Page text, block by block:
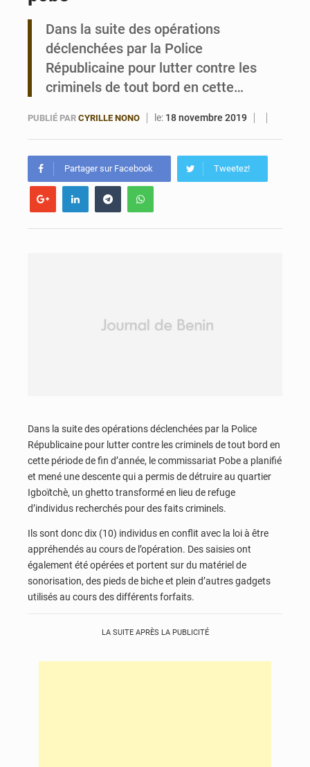
Dans la suite des opérations
déclenchées par la Police
Républicaine pour lutter contre les
criminels de tout bord en cette…
PUBLIÉ PAR CYRILLE NONO le: 18 novembre 2019
Partager sur Facebook Tweetez!
Dans la suite des opérations déclenchées par la Police
Républicaine pour lutter contre les criminels de tout bord en
cette période de fin d’année, le commissariat Pobe a planifié
et mené une descente qui a permis de détruire au quartier
Igboïtchè, un ghetto transformé en lieu de refuge
d’individus recherchés pour des faits criminels.
Ils sont donc dix (10) individus en conflit avec la loi à être
appréhendés au cours de l’opération. Des saisies ont
également été opérées et portent sur du matériel de
sonorisation, des pieds de biche et plein d’autres gadgets
utilisés au cours des différents forfaits.
LA SUITE APRÈS LA PUBLICITÉ